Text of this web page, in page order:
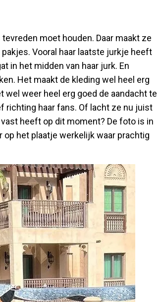
moet houden. Daar maakt ze
Vooral haar laatste jurkje heeft
in het midden van haar jurk. En
Het maakt de kleding wel heel erg
wel weer heel erg goed de aandacht te
richting haar fans. Of lacht ze nu juist
heeft op dit moment? De foto is in
het plaatje werkelijk waar prachtig